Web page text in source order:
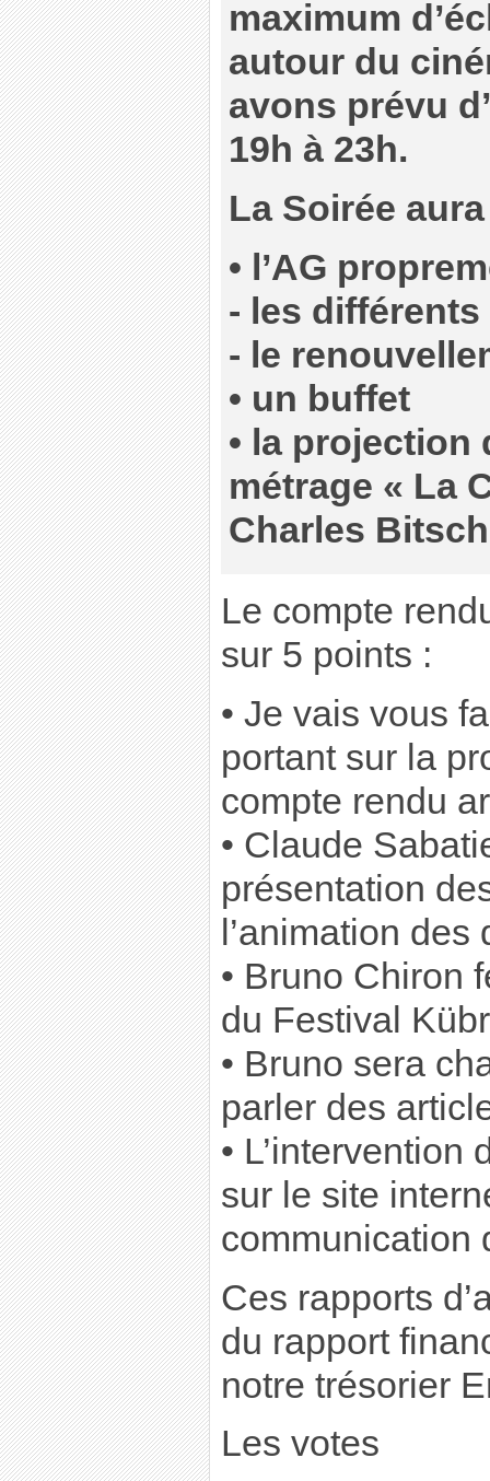
maximum
autour du
avons prévu
19h à 23h.
La Soirée
• l’AG
- les
- le
• un buffet
• la projection
métrage « La
Charles Bitsch
Le compte
sur 5 points :
• Je vais vous
portant sur la
compte rendu
• Claude
présentation
l’animation des
• Bruno Chiron
du Festival
• Bruno sera
parler des
• L’intervention
sur le site
communication
Ces rapports
du rapport
notre trésorier
Les votes